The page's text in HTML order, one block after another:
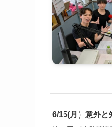
6/15(月）意外と